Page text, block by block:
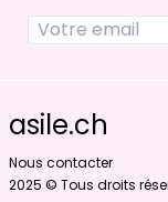
asile.ch
Nous contacter
2025 © Tous droits